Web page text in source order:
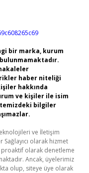
bir marka, kurum
haber niteliği
hakkında
ve kişiler ile isim
bilgiler
ve İletişim
Sağlayıcı olarak hizmet
olarak denetleme
Ancak, üyelerimiz
olup, siteye üye olarak